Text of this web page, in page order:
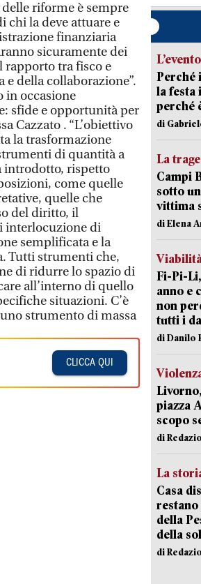
riforme è sempre
chi la deve attuare e
finanziaria
sicuramente dei
tra fisco e
della collaborazione”.
in occasione
sfide e opportunità per
Cazzato . “L’obiettivo
la trasformazione
di quantità a
introdotto, rispetto
come quelle
quelle che
del diritto, il
interlocuzione di
semplificata e la
Tutti strumenti che,
di ridurre lo spazio di
all’interno di quello
situazioni. C’è
strumento di massa
CLICCA QUI
L’evento
Perché
la festa
perché
di
La
Campi
sotto
vittima
di Elena
Fi-Pi-
anno e
non
tutti i
di Danilo
piazza
scopo
di
La
Casa
restano
della
della
di